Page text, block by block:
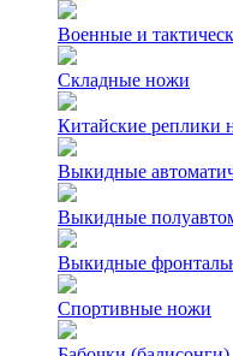
Военные и
Складные ножи
Китайские реплики
Выкидные
Выкидные
Выкидные
Спортивные ножи